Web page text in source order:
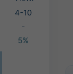
4-10
-
5%